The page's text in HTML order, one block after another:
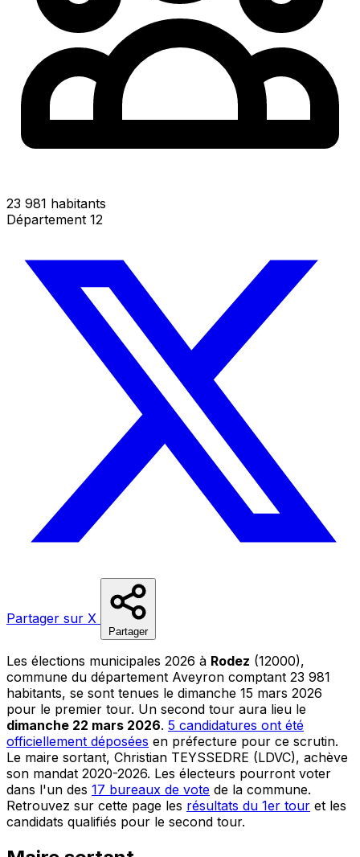
23 981 habitants
Département 12
Partager sur X
Partager
Les élections municipales 2026 à Rodez (12000),
commune du département Aveyron comptant 23 981
habitants, se sont tenues le dimanche 15 mars 2026
pour le premier tour. Un second tour aura lieu le
dimanche 22 mars 2026. 5 candidatures ont été
officiellement déposées en préfecture pour ce scrutin.
Le maire sortant, Christian TEYSSEDRE (LDVC), achève
son mandat 2020-2026. Les électeurs pourront voter
dans l'un des 17 bureaux de vote de la commune.
Retrouvez sur cette page les résultats du 1er tour et les
candidats qualifiés pour le second tour.